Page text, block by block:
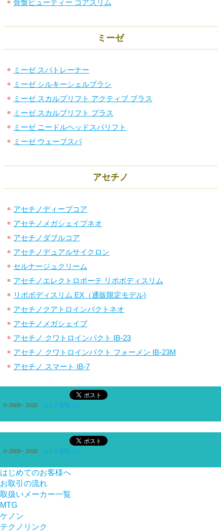
骨盤ビューティー コアスリム
ミーゼ
ミーゼ スパトレーナー
ミーゼ シルキーシェルブラシ
ミーゼ スカルプリフト アクティブ プラス
ミーゼ スカルプリフト プラス
ミーゼ ニードルヘッドスパリフト
ミーゼ ウェーブスパ
アセチノ
アセチノディープコア
アセチノメガシェイプネオ
アセチノダブルコア
アセチノデュアルサイクロン
セルナージュクリーム
アセチノエレクトロボーテ リポボディスリム
リポボディスリム EX（通販限定モデル)
アセチノクアトロインパクトネオ
アセチノメガシェイプ
アセチノ クワトロインパクト IB-23
アセチノ クワトロインパクト フォーメン IB-23M
アセチノ スマート IB-7
© 2009 - 2020 エステ買取コム
© 2009 - 2020 エステ買取コム
はじめてのお客様へ
お取引の流れ
取扱いメーカー一覧
MTG
ケノン
テクノリンク